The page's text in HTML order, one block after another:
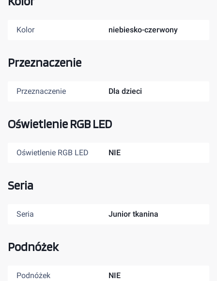
Kolor niebiesko-czerwony
Przeznaczenie
Przeznaczenie Dla dzieci
Oświetlenie RGB LED
Oświetlenie RGB LED NIE
Seria
Seria Junior tkanina
Podnóżek
Podnóżek NIE